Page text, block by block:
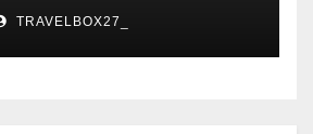
жизнь и
достижения
TRAVELBOX27_